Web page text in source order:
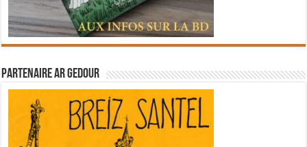
Partenaire Ar Gedour